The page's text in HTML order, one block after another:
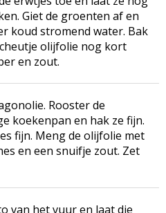
Giet de groenten af en
koud stromend water. Bak
olijfolie nog kort
en zout.
Rooster de
koekenpan en hak ze fijn.
fijn. Meng de olijfolie met
en een snuifje zout. Zet
van het vuur en laat die